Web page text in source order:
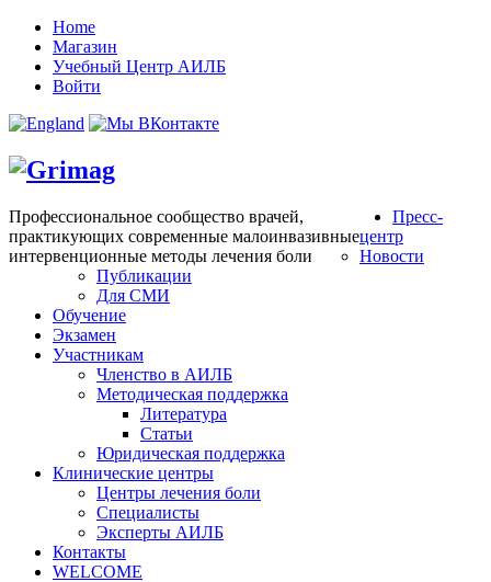
Home
Магазин
Учебный Центр АИЛБ
Войти
Профессиональное сообщество врачей,
практикующих современные малоинвазивные
интервенционные методы лечения боли
Пресс-
центр
Новости
Публикации
Для СМИ
Обучение
Экзамен
Участникам
Членство в АИЛБ
Методическая поддержка
Литература
Статьи
Юридическая поддержка
Клинические центры
Центры лечения боли
Специалисты
Эксперты АИЛБ
Контакты
WELCOME